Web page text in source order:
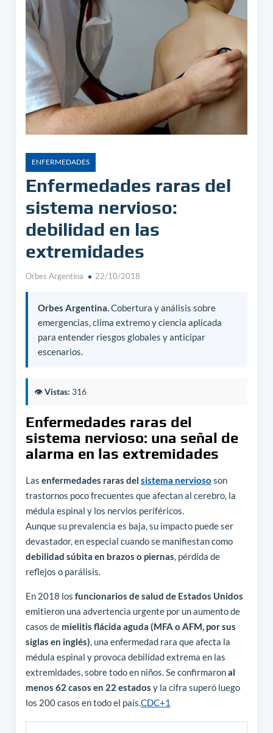
ENFERMEDADES
Enfermedades raras del
sistema nervioso:
debilidad en las
extremidades
Orbes Argentina 22/10/2018
Orbes Argentina.Cobertura y análisis sobre
emergencias, clima extremo y ciencia aplicada
para entender riesgos globales y anticipar
escenarios.
👁️Vistas: 316
Enfermedades raras del
sistema nervioso: una señal de
alarma en las extremidades
Las enfermedades raras del sistema nervioso son
trastornos poco frecuentes que afectan al cerebro, la
médula espinal y los nervios periféricos.
Aunque su prevalencia es baja, su impacto puede ser
devastador, en especial cuando se manifiestan como
debilidad súbita en brazos o piernas, pérdida de
reflejos o parálisis.
En 2018 los funcionarios de salud de Estados Unidos
emitieron una advertencia urgente por un aumento de
casos de mielitis flácida aguda (MFA o AFM, por sus
siglas en inglés), una enfermedad rara que afecta la
médula espinal y provoca debilidad extrema en las
extremidades, sobre todo en niños. Se confirmaronal
menos 62 casos en 22 estados y la cifra superó luego
los 200 casos en todo el país.CDC+1